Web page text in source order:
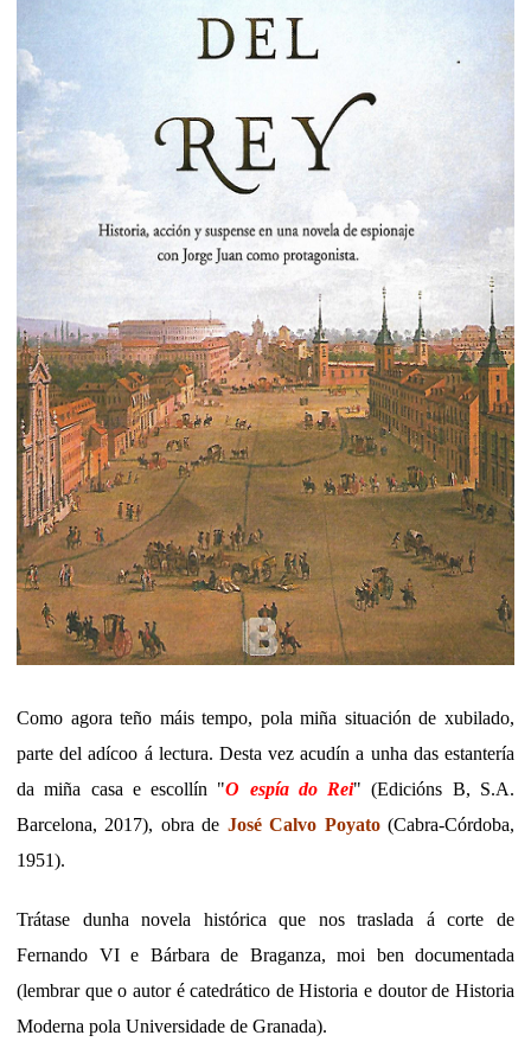
Como agora teño máis tempo, pola miña situación de xubilado,
parte del adícoo á lectura. Desta vez acudín a unha das estantería
da miña casa e escollín "O espía do Rei" (Edicións B, S.A.
Barcelona, 2017), obra de José Calvo Poyato(Cabra-Córdoba,
1951).
Trátase dunha novela histórica que nos traslada á corte de
Fernando VI e Bárbara de Braganza, moi ben documentada
(lembrar que o autor é catedrático de Historia e doutor de Historia
Moderna pola Universidade de Granada).